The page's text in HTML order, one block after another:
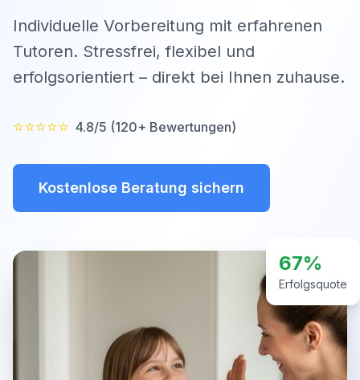
Individuelle Vorbereitung mit erfahrenen
Tutoren. Stressfrei, flexibel und
erfolgsorientiert – direkt bei Ihnen zuhause.
⭐⭐⭐⭐⭐ 4.8/5 (120+ Bewertungen)
Kostenlose Beratung sichern
67%
Erfolgsquote